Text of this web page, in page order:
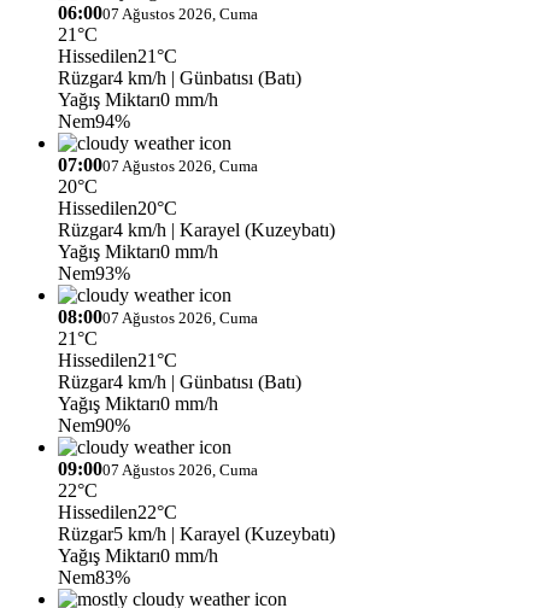
06:0007 Ağustos 2026, Cuma
21°C
Hissedilen21°C
Rüzgar4 km/h | Günbatısı (Batı)
Yağış Miktarı0 mm/h
Nem94%
07:0007 Ağustos 2026, Cuma
20°C
Hissedilen20°C
Rüzgar4 km/h | Karayel (Kuzeybatı)
Yağış Miktarı0 mm/h
Nem93%
08:0007 Ağustos 2026, Cuma
21°C
Hissedilen21°C
Rüzgar4 km/h | Günbatısı (Batı)
Yağış Miktarı0 mm/h
Nem90%
09:0007 Ağustos 2026, Cuma
22°C
Hissedilen22°C
Rüzgar5 km/h | Karayel (Kuzeybatı)
Yağış Miktarı0 mm/h
Nem83%